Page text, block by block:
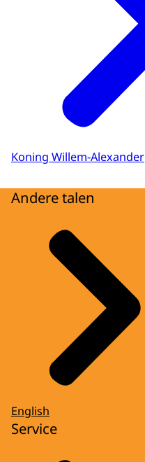
Koning Willem-Alexander
Andere talen
English
Service